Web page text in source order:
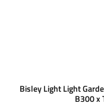
Bisley Light Light
B300 x